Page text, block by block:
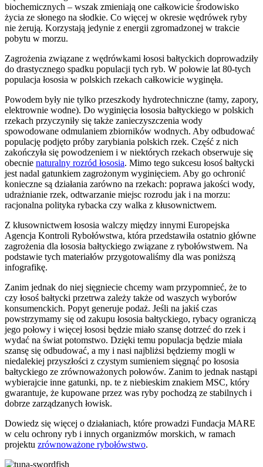
biochemicznych – wszak zmieniają one całkowicie środowisko
życia ze słonego na słodkie. Co więcej w okresie wędrówek ryby
nie żerują. Korzystają jedynie z energii zgromadzonej w trakcie
pobytu w morzu.
Zagrożenia związane z wędrówkami łososi bałtyckich doprowadziły
do drastycznego spadku populacji tych ryb. W połowie lat 80-tych
populacja łososia w polskich rzekach całkowicie wyginęła.
Powodem były nie tylko przeszkody hydrotechniczne (tamy, zapory,
elektrownie wodne). Do wyginięcia łososia bałtyckiego w polskich
rzekach przyczyniły się także zanieczyszczenia wody
spowodowane odmulaniem zbiorników wodnych. Aby odbudować
populację podjęto próby zarybiania polskich rzek. Część z nich
zakończyła się powodzeniem i w niektórych rzekach obserwuje się
obecnie naturalny rozród łososia. Mimo tego sukcesu łosoś bałtycki
jest nadal gatunkiem zagrożonym wyginięciem. Aby go ochronić
konieczne są działania zarówno na rzekach: poprawa jakości wody,
udrażnianie rzek, odtwarzanie miejsc rozrodu jak i na morzu:
racjonalna polityka rybacka czy walka z kłusownictwem.
Z kłusownictwem łososia walczy między innymi Europejska
Agencja Kontroli Rybołówstwa, która przedstawiła ostatnio główne
zagrożenia dla łososia bałtyckiego związane z rybołówstwem. Na
podstawie tych materiałów przygotowaliśmy dla was poniższą
infografikę.
Zanim jednak do niej sięgniecie chcemy wam przypomnieć, że to
czy łosoś bałtycki przetrwa zależy także od waszych wyborów
konsumenckich. Popyt generuje podaż. Jeśli na jakiś czas
powstrzymamy się od zakupu łososia bałtyckiego, rybacy ograniczą
jego połowy i więcej łososi będzie miało szansę dotrzeć do rzek i
wydać na świat potomstwo. Dzięki temu populacja będzie miała
szansę się odbudować, a my i nasi najbliżsi będziemy mogli w
niedalekiej przyszłości z czystym sumieniem sięgnąć po łososia
bałtyckiego ze zrównoważonych połowów. Zanim to jednak nastąpi
wybierajcie inne gatunki, np. te z niebieskim znakiem MSC, który
gwarantuje, że kupowane przez was ryby pochodzą ze stabilnych i
dobrze zarządzanych łowisk.
Dowiedz się więcej o działaniach, które prowadzi Fundacja MARE
w celu ochrony ryb i innych organizmów morskich, w ramach
projektu zrównoważone rybołówstwo.